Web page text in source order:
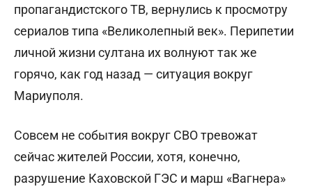
пропагандистского ТВ, вернулись к просмотру
сериалов типа «Великолепный век». Перипетии
личной жизни султана их волнуют так же
горячо, как год назад — ситуация вокруг
Мариуполя.
Совсем не события вокруг СВО тревожат
сейчас жителей России, хотя, конечно,
разрушение Каховской ГЭС и марш «Вагнера»